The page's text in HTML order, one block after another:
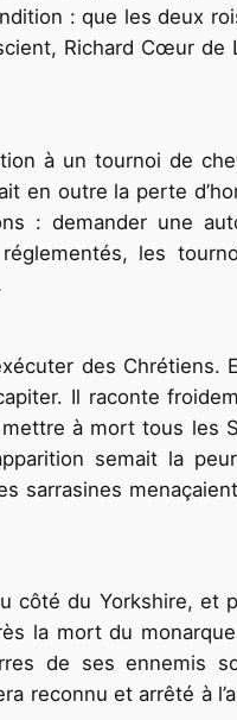
: que les deux
Richard Cœur
à un tournoi de
en outre la perte
: demander une
les
des Chrétiens.
Il raconte
à mort tous les
semait la
menaçaient
côté du Yorkshire, et
la mort du
de ses ennemis
reconnu et arrêté à